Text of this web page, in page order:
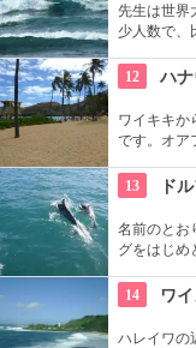
先生は世界
少人数で、
心者の方
12 ハ
ワイキキか
です。オア
で年間100
13 ド
名前のとお
グをはじめ
いそう。
てなしも。
14 ワ
ハレイワの